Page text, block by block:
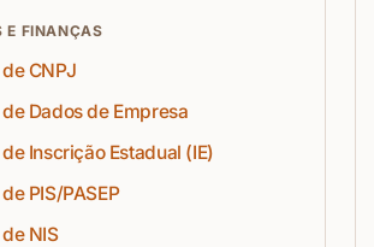
E FINANÇAS
CNPJ
Dados de Empresa
Inscrição Estadual (IE)
PIS/PASEP
NIS